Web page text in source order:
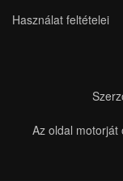
Használat feltételei
Az oldal motorját